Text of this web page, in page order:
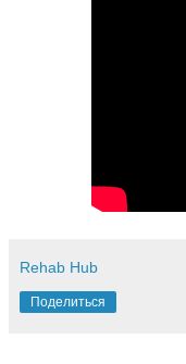
Rehab Hub
Поделиться